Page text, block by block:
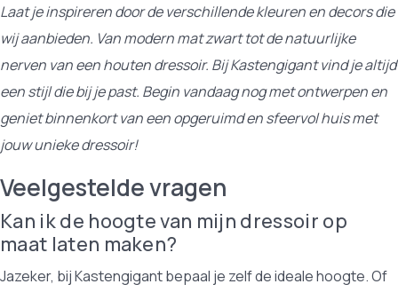
Laat je inspireren door de verschillende kleuren en decors die
wij aanbieden. Van modern mat zwart tot de natuurlijke
nerven van een houten dressoir. Bij Kastengigant vind je altijd
een stijl die bij je past. Begin vandaag nog met ontwerpen en
geniet binnenkort van een opgeruimd en sfeervol huis met
jouw unieke dressoir!
Veelgestelde vragen
Kan ik de hoogte van mijn dressoir op
maat laten maken?
Jazeker, bij Kastengigant bepaal je zelf de ideale hoogte. Of